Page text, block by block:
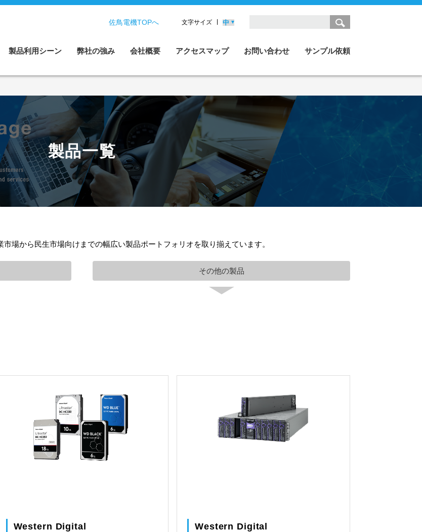
佐鳥電機TOPへ 文字サイズ
製品利用シーン 弊社の強み 会社概要 アクセスマップ お問い合わせ サンプル依頼
製品一覧
場から民生市場向けまでの幅広い製品ポートフォリオを取り揃えています。
その他の製品
Western Digital
Western Digital